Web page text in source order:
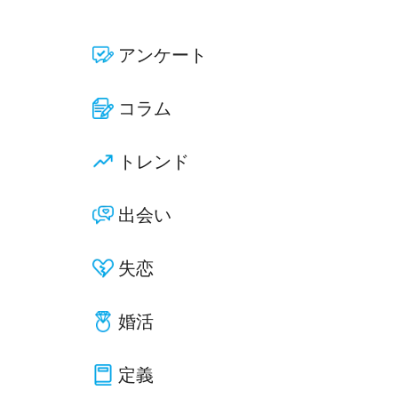
アンケート
コラム
トレンド
出会い
失恋
婚活
定義